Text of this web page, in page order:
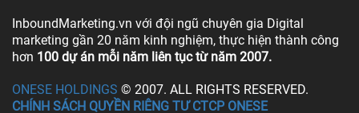
InboundMarketing.vn với đội ngũ chuyên gia Digital
marketing gần 20 năm kinh nghiệm, thực hiện thành công
hơn 100 dự án mỗi năm liên tục từ năm 2007.
ONESE HOLDINGS © 2007. ALL RIGHTS RESERVED.
CHÍNH SÁCH QUYỀN RIÊNG TƯ CTCP ONESE